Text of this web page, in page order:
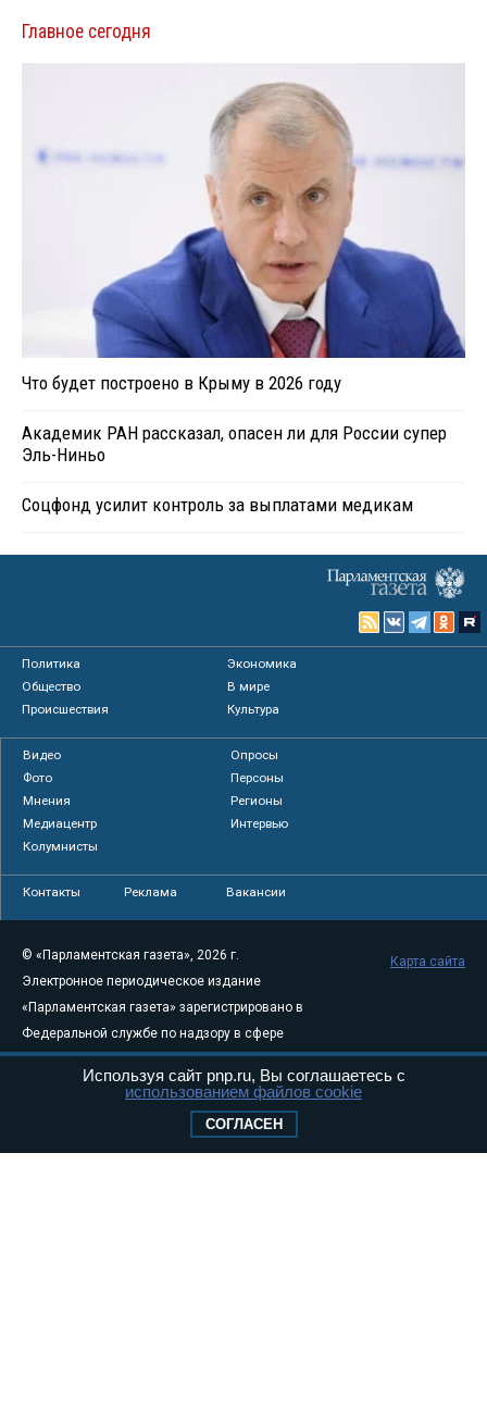
Главное сегодня
Что будет построено в Крыму в 2026 году
Академик РАН рассказал, опасен ли для России супер
Эль-Ниньо
Соцфонд усилит контроль за выплатами медикам
Политика
Экономика
Общество
В мире
Происшествия
Культура
Видео
Опросы
Фото
Персоны
Мнения
Регионы
Медиацентр
Интервью
Колумнисты
Контакты Реклама Вакансии
© «Парламентская газета», 2026 г.
Электронное периодическое издание
«Парламентская газета» зарегистрировано в
Федеральной службе по надзору в сфере
связи, информационных технологий и
массовых коммуникаций (Роскомнадзор) 05
Свидетельство о регистрации Эл № ФС77-
Карта сайта
Используя сайт pnp.ru, Вы соглашаетесь с
использованием файлов cookie
СОГЛАСЕН